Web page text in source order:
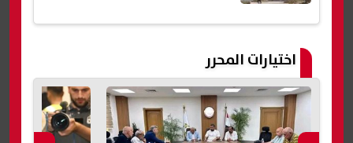
اختيارات المحرر